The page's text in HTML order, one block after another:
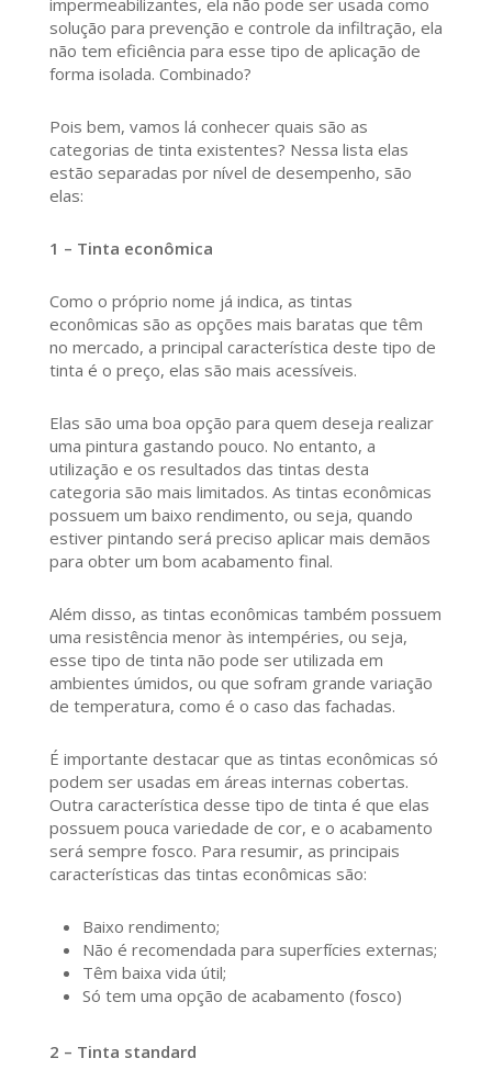
impermeabilizantes, ela não pode ser usada como
solução para prevenção e controle da infiltração, ela
não tem eficiência para esse tipo de aplicação de
forma isolada. Combinado?
Pois bem, vamos lá conhecer quais são as
categorias de tinta existentes? Nessa lista elas
estão separadas por nível de desempenho, são
elas:
1 – Tinta econômica
Como o próprio nome já indica, as tintas
econômicas são as opções mais baratas que têm
no mercado, a principal característica deste tipo de
tinta é o preço, elas são mais acessíveis.
Elas são uma boa opção para quem deseja realizar
uma pintura gastando pouco. No entanto, a
utilização e os resultados das tintas desta
categoria são mais limitados. As tintas econômicas
possuem um baixo rendimento, ou seja, quando
estiver pintando será preciso aplicar mais demãos
para obter um bom acabamento final.
Além disso, as tintas econômicas também possuem
uma resistência menor às intempéries, ou seja,
esse tipo de tinta não pode ser utilizada em
ambientes úmidos, ou que sofram grande variação
de temperatura, como é o caso das fachadas.
É importante destacar que as tintas econômicas só
podem ser usadas em áreas internas cobertas.
Outra característica desse tipo de tinta é que elas
possuem pouca variedade de cor, e o acabamento
será sempre fosco. Para resumir, as principais
características das tintas econômicas são:
Baixo rendimento;
Não é recomendada para superfícies externas;
Têm baixa vida útil;
Só tem uma opção de acabamento (fosco)
2 – Tinta standard